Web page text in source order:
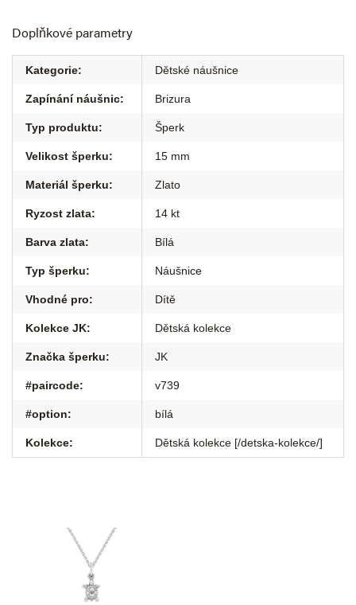
Doplňkové parametry
Kategorie: Dětské náušnice
Zapínání náušnic: Brizura
Typ produktu: Šperk
Velikost šperku: 15 mm
Materiál šperku: Zlato
Ryzost zlata: 14 kt
Barva zlata: Bílá
Typ šperku: Náušnice
Vhodné pro: Dítě
Kolekce JK: Dětská kolekce
Značka šperku: JK
#paircode: v739
#option: bílá
Kolekce: Dětská kolekce [/detska-kolekce/]